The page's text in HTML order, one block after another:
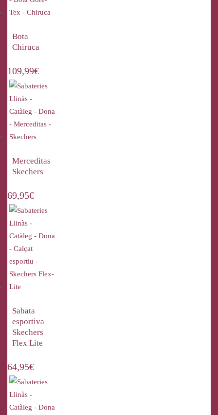
Bota
Chiruca
109,99€
Merceditas
Skechers
69,95€
Sabata
esportiva
Skechers
Flex Lite
64,95€